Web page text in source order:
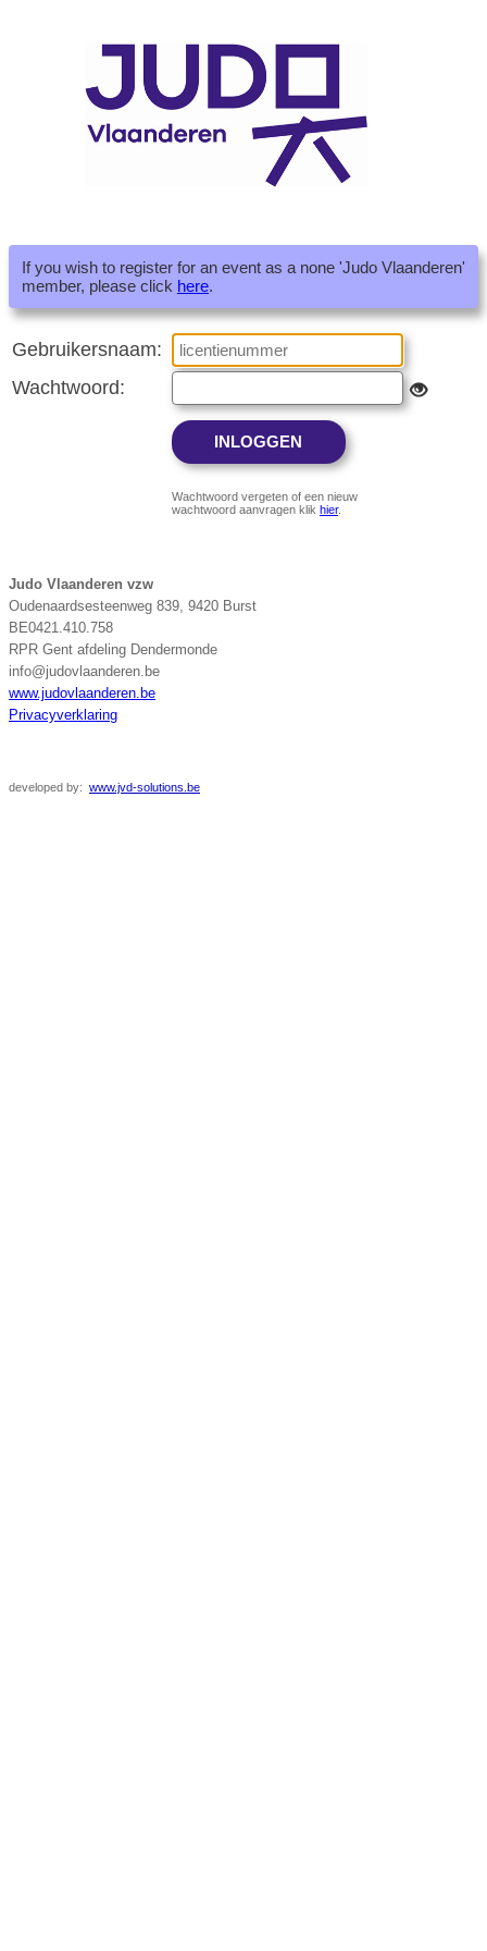
If you wish to register for an event as a none 'Judo Vlaanderen'
member, please click here.
Gebruikersnaam:
Wachtwoord:
Wachtwoord vergeten of een nieuw
wachtwoord aanvragen klik hier.
Judo Vlaanderen vzw
Oudenaardsesteenweg 839, 9420 Burst
BE0421.410.758
RPR Gent afdeling Dendermonde
info@judovlaanderen.be
www.judovlaanderen.be
Privacyverklaring
developed by: www.jvd-solutions.be